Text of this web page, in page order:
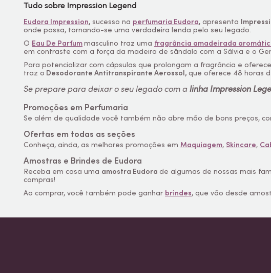
Tudo sobre Impression Legend
Eudora Impression, sucesso na perfumaria Eudora, apresenta
onde passa, tornando-se uma verdadeira lenda pelo seu legado.
O Eau De Parfummasculino traz uma fragrância amadeirada
em contraste com a força da madeira de sândalo com a Sálvia e o
Para potencializar com cápsulas que prolongam a fragrância e
traz o Desodorante Antitranspirante Aerossol,que oferece 48 horas
Se prepare para deixar o seu legado com alinha Impression
Promoções em Perfumaria
Se além de qualidade você também não abre mão de bons preços,
Ofertas em todas as seções
Conheça, ainda, as melhores promoções emMaquiagem, Skincare,
Amostras e Brindes de Eudora
Receba em casa uma amostra Eudorade algumas de nossas mais
compras!
Ao comprar, você também pode ganhar brindes, que vão desde